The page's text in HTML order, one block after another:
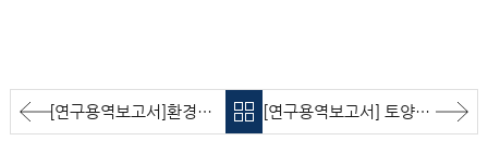
[연구용역보고서]환경책임보험 손해사정 제도 개선방안 연구 [연구용역보고서] 토양환경센터 중장기 발전 계획 마련